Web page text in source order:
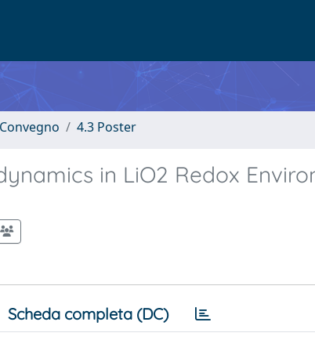
4.3 Poster
in LiO2 Redox
Scheda completa (DC)